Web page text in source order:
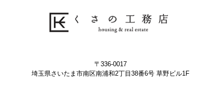
〒336-0017
埼玉県さいたま市南区南浦和2丁目38番6号 草野ビル1F